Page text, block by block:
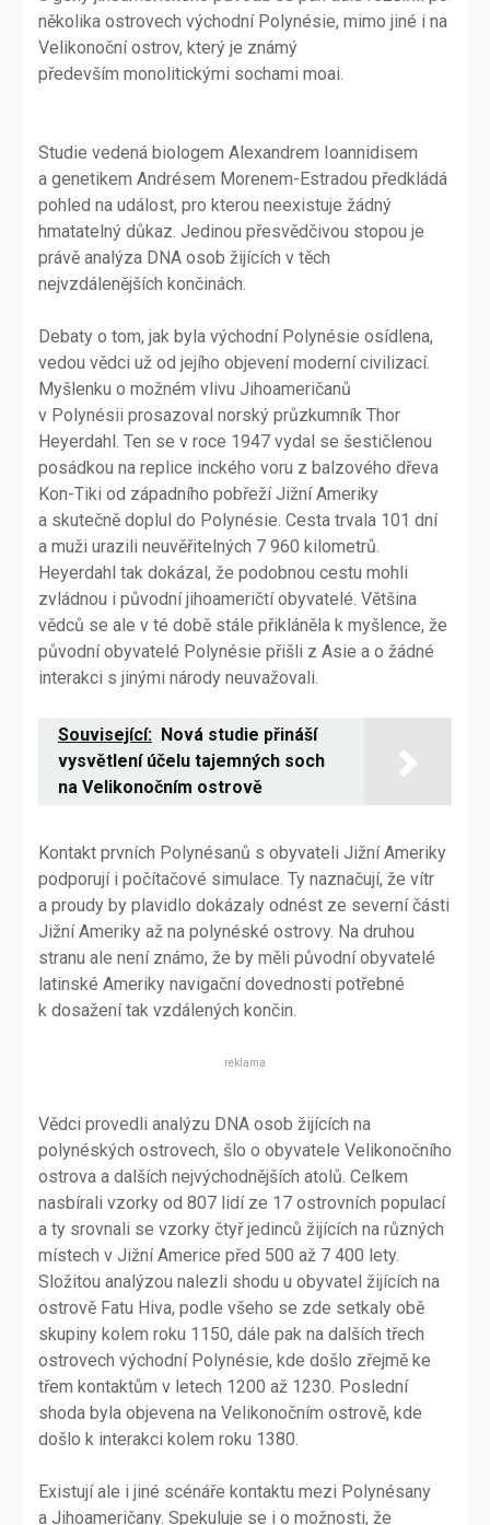
několika ostrovech východní Polynésie, mimo jiné i na
Velikonoční ostrov, který je známý
především monolitickými sochami moai.
Studie vedená biologem Alexandrem Ioannidisem
a genetikem Andrésem Morenem-Estradou předkládá
pohled na událost, pro kterou neexistuje žádný
hmatatelný důkaz. Jedinou přesvědčivou stopou je
právě analýza DNA osob žijících v těch
nejvzdálenějších končinách.
Debaty o tom, jak byla východní Polynésie osídlena,
vedou vědci už od jejího objevení moderní civilizací.
Myšlenku o možném vlivu Jihoameričanů
v Polynésii prosazoval norský průzkumník Thor
Heyerdahl. Ten se v roce 1947 vydal se šestičlenou
posádkou na replice inckého voru z balzového dřeva
Kon-Tiki od západního pobřeží Jižní Ameriky
a skutečně doplul do Polynésie. Cesta trvala 101 dní
a muži urazili neuvěřitelných 7 960 kilometrů.
Heyerdahl tak dokázal, že podobnou cestu mohli
zvládnou i původní jihoameričtí obyvatelé. Většina
vědců se ale v té době stále přikláněla k myšlence, že
původní obyvatelé Polynésie přišli z Asie a o žádné
interakci s jinými národy neuvažovali.
Související: Nová studie přináší
vysvětlení účelu tajemných soch
na Velikonočním ostrově
Kontakt prvních Polynésanů s obyvateli Jižní Ameriky
podporují i počítačové simulace. Ty naznačují, že vítr
a proudy by plavidlo dokázaly odnést ze severní části
Jižní Ameriky až na polynéské ostrovy. Na druhou
stranu ale není známo, že by měli původní obyvatelé
latinské Ameriky navigační dovednosti potřebné
k dosažení tak vzdálených končin.
reklama
Vědci provedli analýzu DNA osob žijících na
polynéských ostrovech, šlo o obyvatele Velikonočního
ostrova a dalších nejvýchodnějších atolů. Celkem
nasbírali vzorky od 807 lidí ze 17 ostrovních populací
a ty srovnali se vzorky čtyř jedinců žijících na různých
místech v Jižní Americe před 500 až 7 400 lety.
Složitou analýzou nalezli shodu u obyvatel žijících na
ostrově Fatu Hiva, podle všeho se zde setkaly obě
skupiny kolem roku 1150, dále pak na dalších třech
ostrovech východní Polynésie, kde došlo zřejmě ke
třem kontaktům v letech 1200 až 1230. Poslední
shoda byla objevena na Velikonočním ostrově, kde
došlo k interakci kolem roku 1380.
Existují ale i jiné scénáře kontaktu mezi Polynésany
a Jihoameričany. Spekuluje se i o možnosti, že